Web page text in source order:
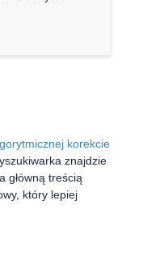
korekcie
znajdzie
główną treścią
który lepiej